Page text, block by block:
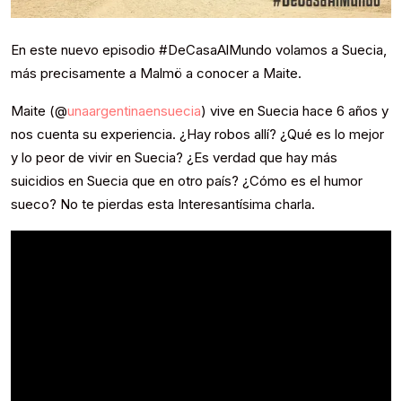
En este nuevo episodio #DeCasaAlMundo volamos a Suecia,
más precisamente a Malmö a conocer a Maite.
Maite (@unaargentinaensuecia) vive en Suecia hace 6 años y
nos cuenta su experiencia. ¿Hay robos allí? ¿Qué es lo mejor
y lo peor de vivir en Suecia? ¿Es verdad que hay más
suicidios en Suecia que en otro país? ¿Cómo es el humor
sueco? No te pierdas esta Interesantísima charla.